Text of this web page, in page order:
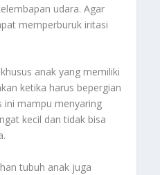
udara. Agar
memperburuk iritasi
anak yang memiliki
ketika harus bepergian
ini mampu menyaring
kecil dan tidak bisa
tubuh anak juga